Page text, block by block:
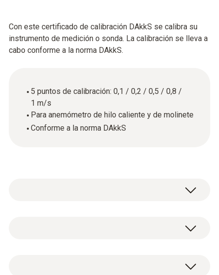
Con este certificado de calibración DAkkS se calibra su
instrumento de medición o sonda. La calibración se lleva a
cabo conforme a la norma DAkkS.
5 puntos de calibración: 0,1 / 0,2 / 0,5 / 0,8 /
1 m/s
Para anemómetro de hilo caliente y de molinete
Conforme a la norma DAkkS
Certificado de calibración DAkkS del flujo con